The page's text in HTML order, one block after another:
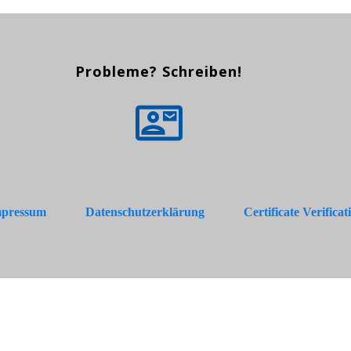
Probleme? Schreiben!
Datenschutzerklärung Certificate